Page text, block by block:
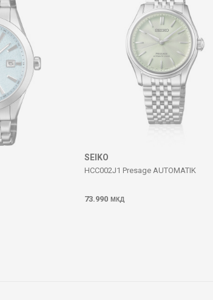
SEIKO
HCC002J1 Presage AUTOMATIK
73.990 МКД